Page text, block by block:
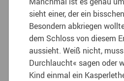
sieht einer, der ein
Besondern abkriegen
dem Schloss von diesem
aussieht. Weiß nicht,
Durchlaucht« sagen oder
Kind einmal ein